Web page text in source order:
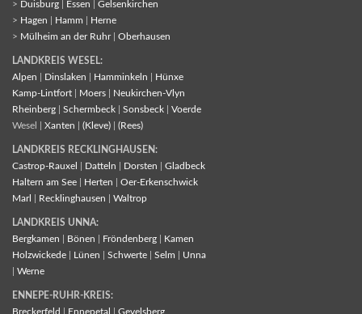
> Duisburg Essen
Gelsenkirchen
> Hagen Hamm
Herne
> Mülheim an der Ruhr| Oberhausen
LANDKREIS WESEL:
Alpen
Dinslaken Hamminkeln
Hünxe
Kamp-Lintfort
Moers
Neukirchen-Vlyn
Rheinberg
Schermbeck Sonsbeck
Voerde
Wesel | Xanten (Kleve) (Rees)
LANDKREIS RECKLINGHAUSEN:
Castrop-Rauxel
Datteln Dorsten
Gladbeck
Haltern am See
Herten
Oer-Erkenschwick
Marl
Recklinghausen Waltrop
LANDKREIS UNNA:
Bergkamen
Bönen Fröndenberg
Kamen
Holzwickede
Lünen Schwerte Selm
Unna
Werne
ENNEPE-RUHR-KREIS:
Breckerfeld
Ennepetal Gevelsberg